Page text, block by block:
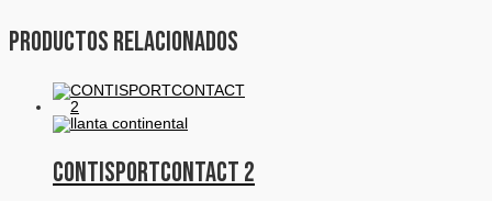
Productos relacionados
CONTISPORTCONTACT 2